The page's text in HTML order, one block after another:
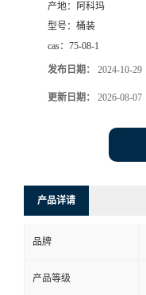
产地：
阿科玛
型号： 桶装
cas： 75-08-1
发布日期： 2024-10-29
更新日期： 2026-08-07
产品详请
品牌
产品等级